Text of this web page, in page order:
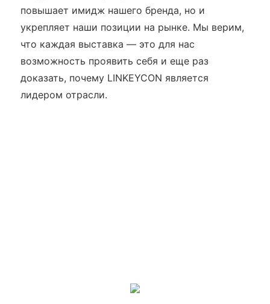
повышает имидж нашего бренда, но и
укрепляет наши позиции на рынке. Мы верим,
что каждая выставка — это для нас
возможность проявить себя и еще раз
доказать, почему LINKEYCON является
лидером отрасли.